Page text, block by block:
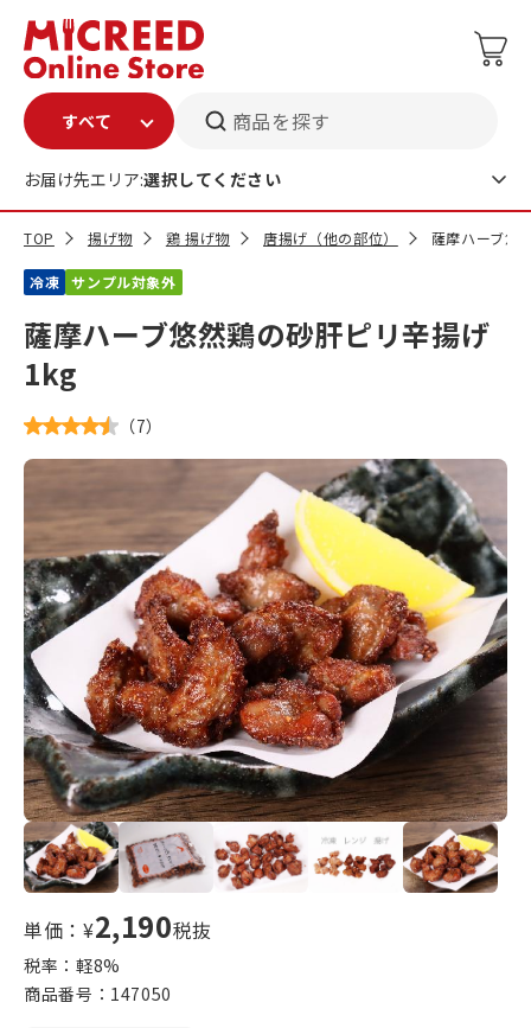
商品を探す
お届け先エリア:選択してください
TOP 揚げ物 鶏 揚げ物 唐揚げ（他の部位） 薩摩ハーブ悠
冷凍 サンプル対象外
薩摩ハーブ悠然鶏の砂肝ピリ辛揚げ
1kg
（7）
単価：¥2,190税抜
税率：軽8%
商品番号： 147050